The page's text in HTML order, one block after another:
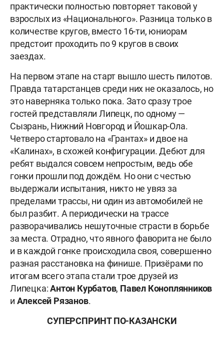
практически полностью повторяет таковой у
взрослых из «Национального». Разница только в
количестве кругов, вместо 16-ти, юниорам
предстоит проходить по 9 кругов в своих
заездах.
На первом этапе на старт вышло шесть пилотов.
Правда татарстанцев среди них не оказалось, но
это наверняка только пока. Зато сразу трое
гостей представляли Липецк, по одному —
Сызрань, Нижний Новгород и Йошкар-Ола.
Четверо стартовало на «Грантах» и двое на
«Калинах», в схожей конфигурации. Дебют для
ребят выдался совсем непростым, ведь обе
гонки прошли под дождём. Но они с честью
выдержали испытания, никто не увяз за
пределами трассы, ни один из автомобилей не
был разбит. А периодически на трассе
разворачивались нешуточные страсти в борьбе
за места. Отрадно, что явного фаворита не было
и в каждой гонке происходила своя, совершенно
разная расстановка на финише. Призёрами по
итогам всего этапа стали трое друзей из
Липецка:Антон Курбатов, Павел Коноплянников
и Алексей Рязанов.
СУПЕРСПРИНТ ПО-КАЗАНСКИ